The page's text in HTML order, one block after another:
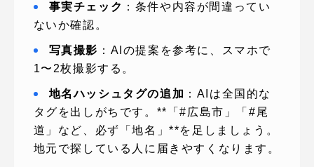
事実チェック ：条件や内容が間違ってい
ないか確認。
写真撮影 ：AIの提案を参考に、スマホで
1〜2枚撮影する。
地名ハッシュタグの追加 ：AIは全国的な
タグを出しがちです。**「#広島市」「#尾
道」など、必ず「地名」**を足しましょう。
地元で探している人に届きやすくなります。